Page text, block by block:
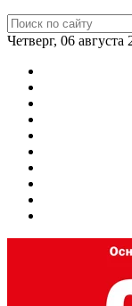
Четверг, 06 августа